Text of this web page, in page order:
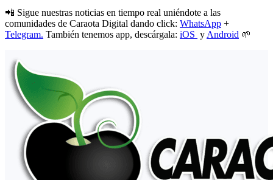
📲 Sigue nuestras noticias en tiempo real uniéndote a las
comunidades de Caraota Digital dando click: WhatsApp +
Telegram. También tenemos app, descárgala: iOS y Android 🌱